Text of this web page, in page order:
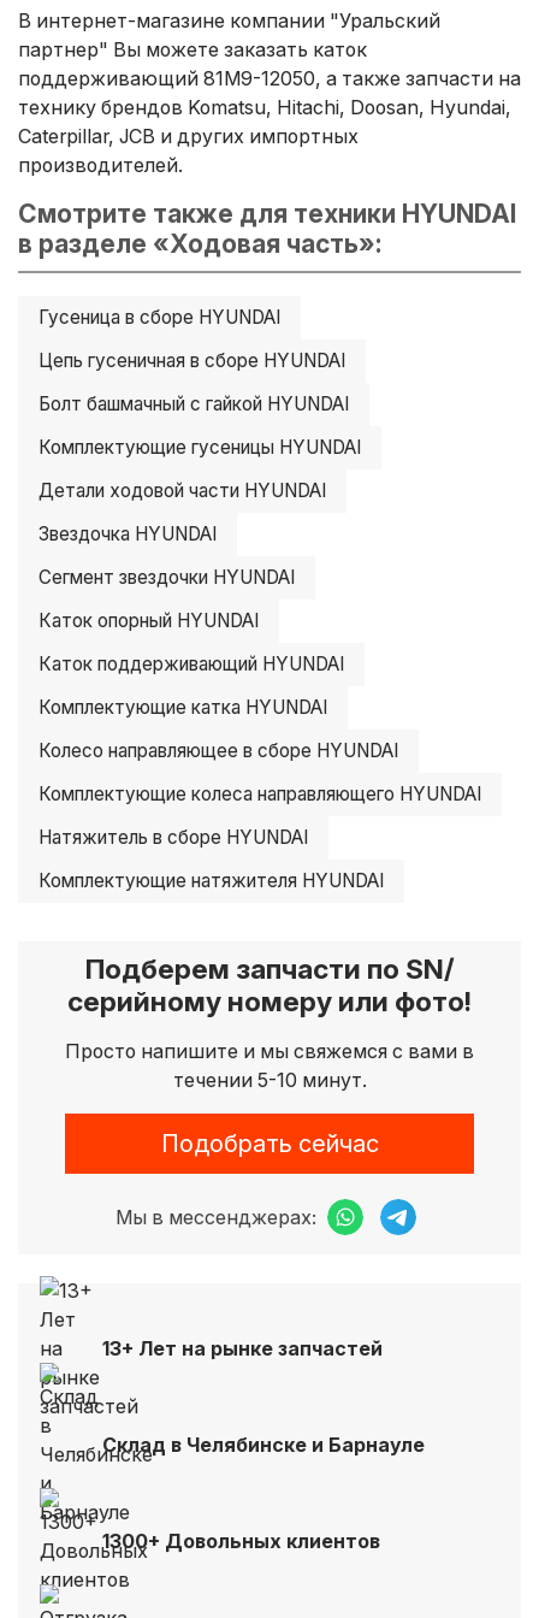
В интернет-магазине компании "Уральский
партнер" Вы можете заказать каток
поддерживающий 81M9-12050, а также запчасти на
технику брендов Komatsu, Hitachi, Doosan, Hyundai,
Caterpillar, JCB и других импортных
производителей.
Смотрите также для техники HYUNDAI
в разделе «Ходовая часть»:
Гусеница в сборе HYUNDAI
Цепь гусеничная в сборе HYUNDAI
Болт башмачный с гайкой HYUNDAI
Комплектующие гусеницы HYUNDAI
Детали ходовой части HYUNDAI
Звездочка HYUNDAI
Сегмент звездочки HYUNDAI
Каток опорный HYUNDAI
Каток поддерживающий HYUNDAI
Комплектующие катка HYUNDAI
Колесо направляющее в сборе HYUNDAI
Комплектующие колеса направляющего HYUNDAI
Натяжитель в сборе HYUNDAI
Комплектующие натяжителя HYUNDAI
Подберем запчасти по SN/
серийному номеру или фото!
Просто напишите и мы свяжемся с вами в
течении 5-10 минут.
Подобрать сейчас
Мы в мессенджерах:
13+ Лет на рынке запчастей
Склад в Челябинске и Барнауле
1300+ Довольных клиентов